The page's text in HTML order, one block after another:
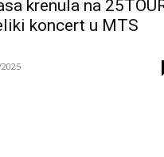
krenula na
koncert u MTS